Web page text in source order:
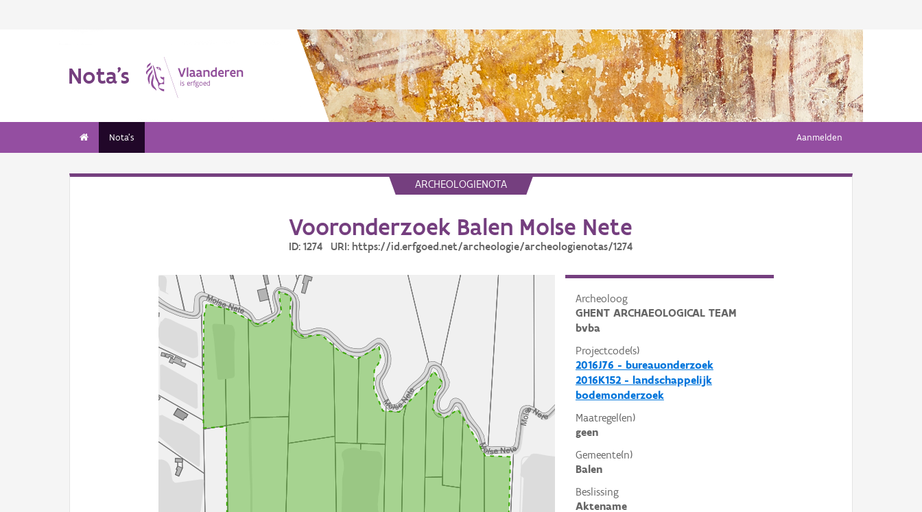
Nota's
Nota's Aanmelden
ARCHEOLOGIENOTA
Vooronderzoek Balen Molse Nete
ID: 1274 URI: https://id.erfgoed.net/archeologie/archeologienotas/1274
Archeoloog
GHENT ARCHAEOLOGICAL TEAM
bvba
Projectcode(s)
2016J76 - bureauonderzoek
2016K152 - landschappelijk
bodemonderzoek
Maatregel(en)
geen
Gemeente(n)
Balen
Beslissing
Aktename